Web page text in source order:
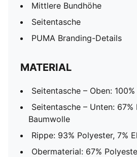
Mittlere Bundhöhe
Seitentasche
PUMA Branding-Details
MATERIAL
Seitentasche – Oben:
Seitentasche – Unten: 67%
Baumwolle
Rippe: 93% Polyester, 7%
Obermaterial: 67%